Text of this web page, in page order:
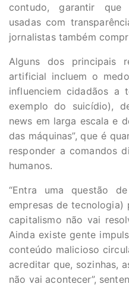
contudo, garantir que
usadas com
jornalistas também
Alguns dos principais
artificial incluem o
influenciem cidadãos a
exemplo do suicídio),
news em larga escala e
das máquinas”, que é
responder a comandos
humanos.
“Entra uma questão
empresas de tecnologia)
capitalismo não vai
Ainda existe gente
conteúdo malicioso
acreditar que, sozinhas,
não vai acontecer”,